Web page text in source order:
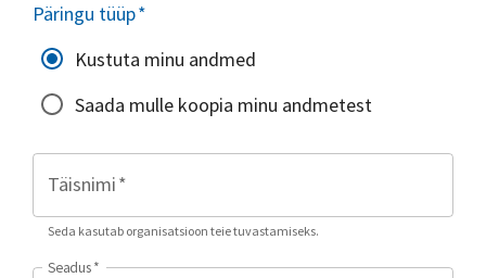
Päringu tüüp*
Kustuta minu andmed
Saada mulle koopia minu andmetest
Täisnimi*
Seda kasutab organisatsioon teie tuvastamiseks.
Seadus*